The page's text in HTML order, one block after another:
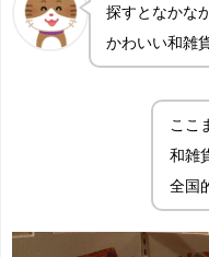
探すとなかな
かわいい和雑
ここ
和雑
全国